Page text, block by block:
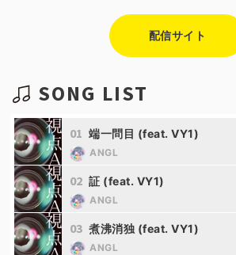
配信サイト
SONG LIST
01 端一問目 (feat. VY1)
ANGL
02 証 (feat. VY1)
ANGL
03 煮沸消独 (feat. VY1)
ANGL